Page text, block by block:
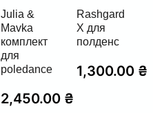
Julia &
Mavka
комплект
для
poledance
2,450.00 ₴
Rashgard
X для
полденс
1,300.00 ₴